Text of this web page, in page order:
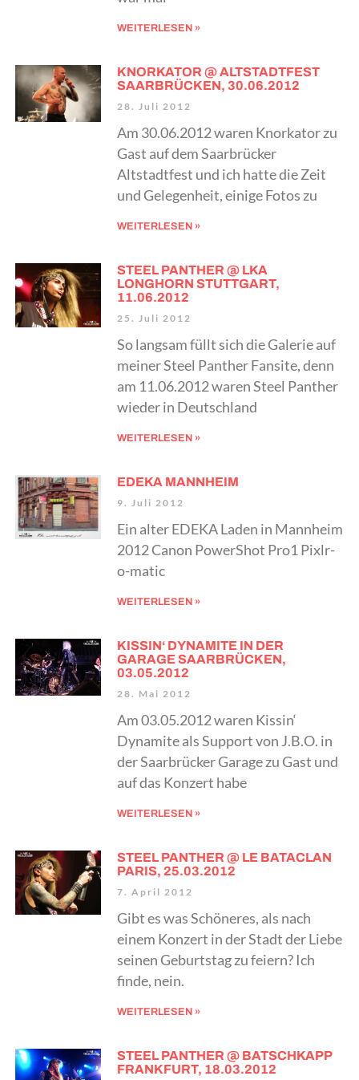
WEITERLESEN »
KNORKATOR @ ALTSTADTFEST
SAARBRÜCKEN, 30.06.2012
28. Juli 2012
Am 30.06.2012 waren Knorkator zu
Gast auf dem Saarbrücker
Altstadtfest und ich hatte die Zeit
und Gelegenheit, einige Fotos zu
WEITERLESEN »
STEEL PANTHER @ LKA
LONGHORN STUTTGART,
11.06.2012
25. Juli 2012
So langsam füllt sich die Galerie auf
meiner Steel Panther Fansite, denn
am 11.06.2012 waren Steel Panther
wieder in Deutschland
WEITERLESEN »
EDEKA MANNHEIM
9. Juli 2012
Ein alter EDEKA Laden in Mannheim
2012 Canon PowerShot Pro1 Pixlr-
o-matic
WEITERLESEN »
KISSIN‘ DYNAMITE IN DER
GARAGE SAARBRÜCKEN,
03.05.2012
28. Mai 2012
Am 03.05.2012 waren Kissin‘
Dynamite als Support von J.B.O. in
der Saarbrücker Garage zu Gast und
auf das Konzert habe
WEITERLESEN »
STEEL PANTHER @ LE BATACLAN
PARIS, 25.03.2012
7. April 2012
Gibt es was Schöneres, als nach
einem Konzert in der Stadt der Liebe
seinen Geburtstag zu feiern? Ich
finde, nein.
WEITERLESEN »
STEEL PANTHER @ BATSCHKAPP
FRANKFURT, 18.03.2012